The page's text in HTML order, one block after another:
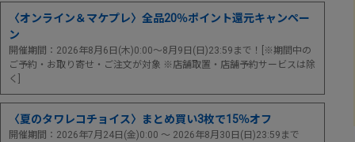
〈オンライン＆マケプレ〉全品20％ポイント還元キャンペー
ン
開催期間：2026年8月6日(木)0:00～8月9日(日)23:59まで！[※期間中の
ご予約・お取り寄せ・ご注文が対象 ※店舗取置・店舗予約サービスは除
く]
〈夏のタワレコチョイス〉まとめ買い3枚で15％オフ
開催期間：2026年7月24日(金)0:00 ～ 2026年8月30日(日)23:59まで